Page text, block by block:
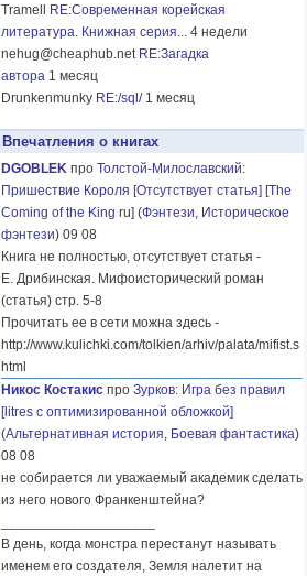
Tramell
RE:Современная корейская
литература. Книжная серия... 4 недели
nehug@cheaphub.net RE:Загадка
автора 1 месяц
Drunkenmunky RE:/sql/ 1 месяц
Впечатления о книгах
DGOBLEK про Толстой-Милославский:
Пришествие Короля [Отсутствует статья] [The
Coming of the King ru] (Фэнтези, Историческое
фэнтези) 09 08
Книга не полностью, отсутствует статья -
Е. Дрибинская. Мифоисторический роман
(статья) стр. 5-8
Прочитать ее в сети можна здесь -
http://www.kulichki.com/tolkien/arhiv/palata/mifist.s
html
Никос Костакис про Зурков: Игра без правил
[litres с оптимизированной обложкой]
(Альтернативная история, Боевая фантастика)
08 08
не собирается ли уважаемый академик сделать
из него нового Франкенштейна?
В день, когда монстра перестанут называть
именем его создателя, Земля налетит на